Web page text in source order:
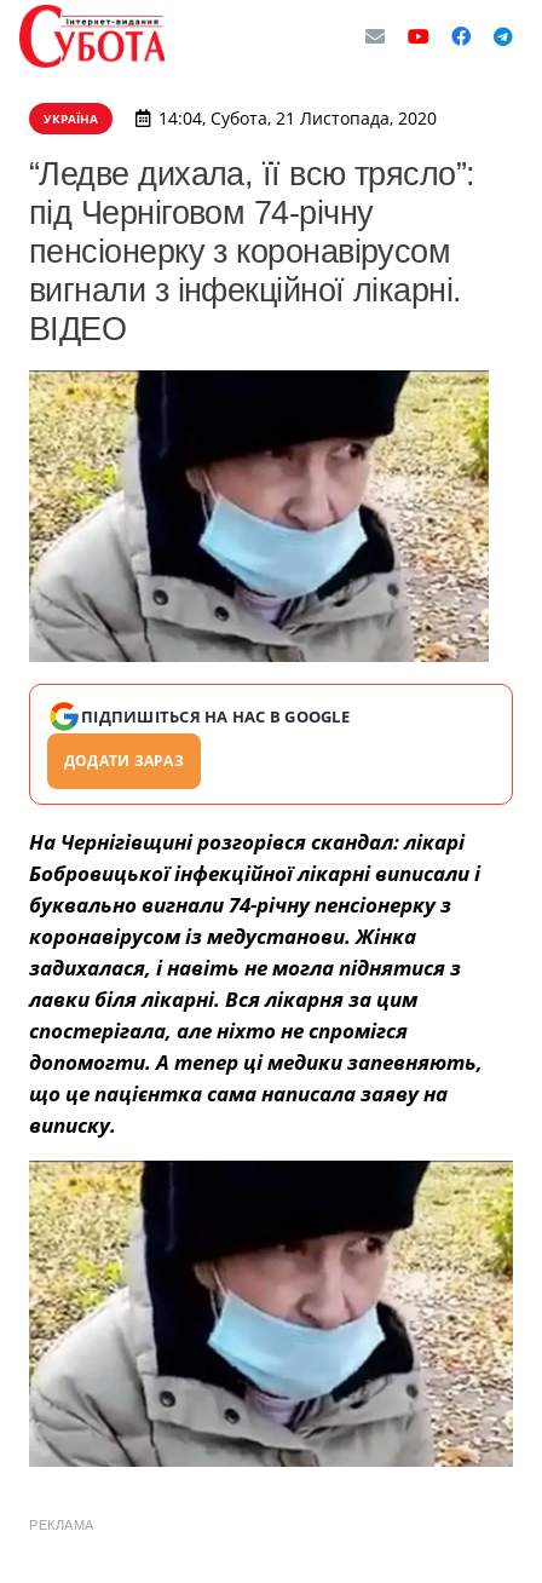
УКРАЇНА 14:04, Субота, 21 Листопада, 2020
“Ледве дихала, її всю трясло”:
під Черніговом 74-річну
пенсіонерку з коронавірусом
вигнали з інфекційної лікарні.
ВІДЕО
ПІДПИШІТЬСЯ НА НАС В GOOGLE
ДОДАТИ ЗАРАЗ
На Чернігівщині розгорівся скандал: лікарі
Бобровицької інфекційної лікарні виписали і
буквально вигнали 74-річну пенсіонерку з
коронавірусом із медустанови. Жінка
задихалася, і навіть не могла піднятися з
лавки біля лікарні. Вся лікарня за цим
спостерігала, але ніхто не спромігся
допомогти. А тепер ці медики запевняють,
що це пацієнтка сама написала заяву на
виписку.
РЕКЛАМА